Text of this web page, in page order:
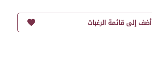
أضف إلى قائمة الرغبات